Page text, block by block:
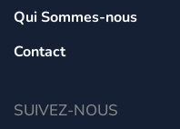
Qui Sommes-nous
Contact
SUIVEZ-NOUS